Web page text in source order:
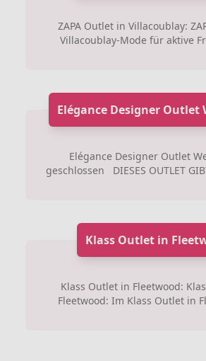
ZAPA Outlet in Villacoublay:
Villacoublay-Mode für aktive
Elégance Designer Outlet
Elégance Designer Outlet
geschlossen DIESES OUTLET
Klass Outlet in
Klass Outlet in Fleetwood:
Fleetwood: Im Klass Outlet in